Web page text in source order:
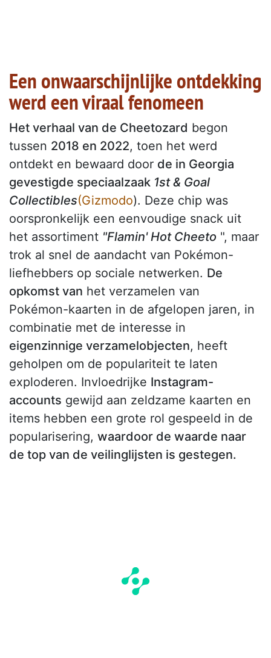
Een onwaarschijnlijke ontdekking
werd een viraal fenomeen
Het verhaal van de Cheetozard begon
tussen 2018 en 2022, toen het werd
ontdekt en bewaard door de in Georgia
gevestigde speciaalzaak 1st & Goal
Collectibles(Gizmodo). Deze chip was
oorspronkelijk een eenvoudige snack uit
het assortiment "Flamin' Hot Cheeto ", maar
trok al snel de aandacht van Pokémon-
liefhebbers op sociale netwerken. De
opkomst van het verzamelen van
Pokémon-kaarten in de afgelopen jaren, in
combinatie met de interesse in
eigenzinnige verzamelobjecten, heeft
geholpen om de populariteit te laten
exploderen. Invloedrijke Instagram-
accounts gewijd aan zeldzame kaarten en
items hebben een grote rol gespeeld in de
popularisering, waardoor de waarde naar
de top van de veilinglijsten is gestegen.